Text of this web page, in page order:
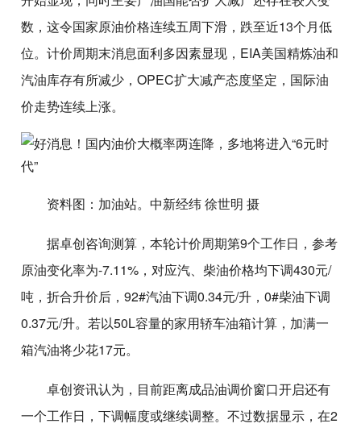
数，这令国家原油价格连续五周下滑，跌至近13个月低
位。计价周期末消息面利多因素显现，EIA美国精炼油和
汽油库存有所减少，OPEC扩大减产态度坚定，国际油
价走势连续上涨。
资料图：加油站。中新经纬 徐世明 摄
据卓创咨询测算，本轮计价周期第9个工作日，参考
原油变化率为-7.11%，对应汽、柴油价格均下调430元/
吨，折合升价后，92#汽油下调0.34元/升，0#柴油下调
0.37元/升。若以50L容量的家用轿车油箱计算，加满一
箱汽油将少花17元。
卓创资讯认为，目前距离成品油调价窗口开启还有
一个工作日，下调幅度或继续调整。不过数据显示，在2